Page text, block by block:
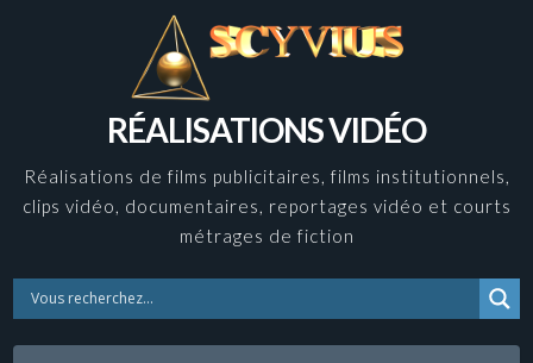
RÉALISATIONS VIDÉO
Réalisations de films publicitaires, films institutionnels,
clips vidéo, documentaires, reportages vidéo et courts
métrages de fiction